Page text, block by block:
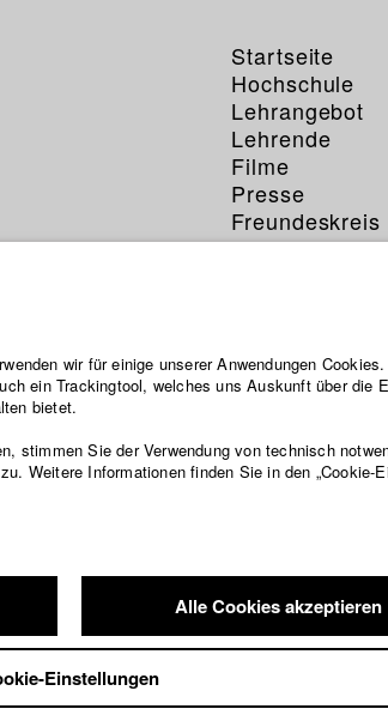
Startseite
Hochschule
Lehrangebot
Lehrende
Filme
Presse
Freundeskreis
Service
p q r s t u v w x y z Alle
wir für einige unserer Anwendungen
ein Trackingtool, welches uns Auskunft über die
bietet.
stimmen Sie der Verwendung von technisch
Weitere Informationen finden Sie in den „Cookie-
Alle Cookies akzeptieren
Einstellungen